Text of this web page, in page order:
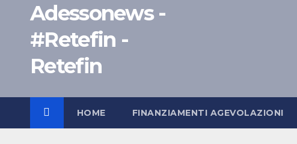
Adessonews -
#Retefin -
Retefin
HOME FINANZIAMENTI AGEVOLAZIONI